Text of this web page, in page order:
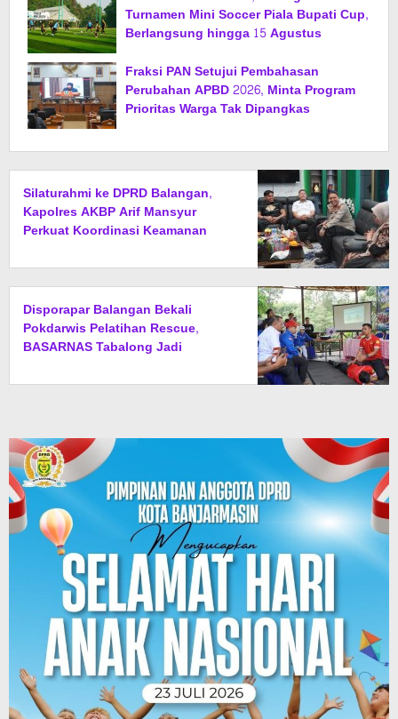
Turnamen Mini Soccer Piala Bupati Cup,
Berlangsung hingga 15 Agustus
Fraksi PAN Setujui Pembahasan
Perubahan APBD 2026, Minta Program
Prioritas Warga Tak Dipangkas
Silaturahmi ke DPRD Balangan,
Kapolres AKBP Arif Mansyur
Perkuat Koordinasi Keamanan
Disporapar Balangan Bekali
Pokdarwis Pelatihan Rescue,
BASARNAS Tabalong Jadi